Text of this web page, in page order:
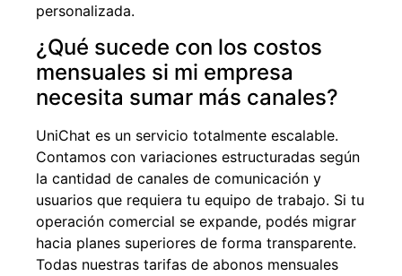
personalizada.
¿Qué sucede con los costos
mensuales si mi empresa
necesita sumar más canales?
UniChat es un servicio totalmente escalable.
Contamos con variaciones estructuradas según
la cantidad de canales de comunicación y
usuarios que requiera tu equipo de trabajo. Si tu
operación comercial se expande, podés migrar
hacia planes superiores de forma transparente.
Todas nuestras tarifas de abonos mensuales